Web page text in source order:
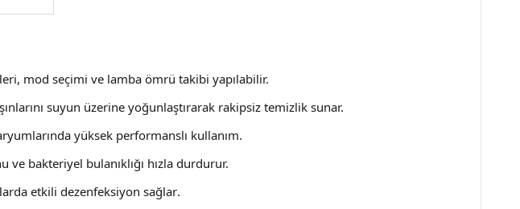
mod seçimi ve lamba ömrü takibi yapılabilir.
suyun üzerine yoğunlaştırarak rakipsiz temizlik sunar.
yüksek performanslı kullanım.
ve bakteriyel bulanıklığı hızla durdurur.
etkili dezenfeksiyon sağlar.